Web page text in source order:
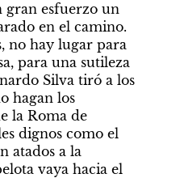
gran esfuerzo un
en el camino.
no hay lugar para
para una sutileza
Silva tiró a los
hagan los
la Roma de
dignos como el
atados a la
vaya hacia el